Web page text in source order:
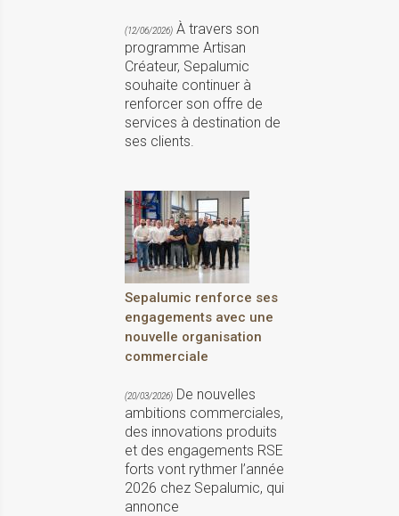
(12/06/2026) À travers son
programme Artisan
Créateur, Sepalumic
souhaite continuer à
renforcer son offre de
services à destination de
ses clients.
Sepalumic renforce ses
engagements avec une
nouvelle organisation
commerciale
(20/03/2026) De nouvelles
ambitions commerciales,
des innovations produits
et des engagements RSE
forts vont rythmer l’année
2026 chez Sepalumic, qui
annonce